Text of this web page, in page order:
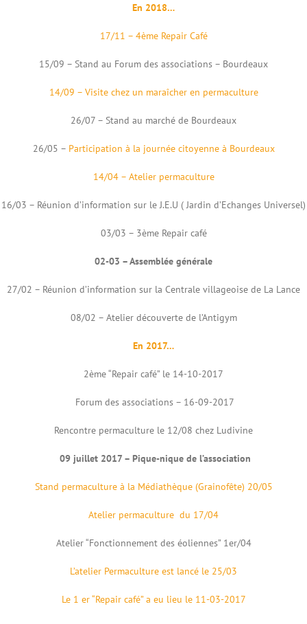
En 2018…
17/11 – 4ème Repair Café
15/09 – Stand au Forum des associations – Bourdeaux
14/09 – Visite chez un maraîcher en permaculture
26/07 – Stand au marché de Bourdeaux
26/05 – Participation à la journée citoyenne à Bourdeaux
14/04 – Atelier permaculture
16/03 – Réunion d’information sur le J.E.U ( Jardin d’Echanges Universel)
03/03 – 3ème Repair café
02-03 – Assemblée générale
27/02 – Réunion d’information sur la Centrale villageoise de La Lance
08/02 – Atelier découverte de l’Antigym
En 2017…
2ème “Repair café” le 14-10-2017
Forum des associations – 16-09-2017
Rencontre permaculture le 12/08 chez Ludivine
09 juillet 2017 – Pique-nique de l’association
Stand permaculture à la Médiathèque (Grainofête) 20/05
Atelier permaculture du 17/04
Atelier “Fonctionnement des éoliennes” 1er/04
L’atelier Permaculture est lancé le 25/03
Le 1 er “Repair café” a eu lieu le 11-03-2017